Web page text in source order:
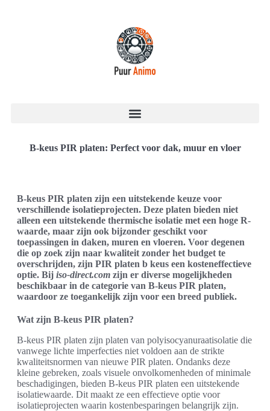
B-keus PIR platen: Perfect voor dak, muur en vloer
B-keus PIR platen zijn een uitstekende keuze voor
verschillende isolatieprojecten. Deze platen bieden niet
alleen een uitstekende thermische isolatie met een hoge R-
waarde, maar zijn ook bijzonder geschikt voor
toepassingen in daken, muren en vloeren. Voor degenen
die op zoek zijn naar kwaliteit zonder het budget te
overschrijden, zijn PIR platen b keus een kosteneffectieve
optie. Bij iso-direct.com zijn er diverse mogelijkheden
beschikbaar in de categorie van B-keus PIR platen,
waardoor ze toegankelijk zijn voor een breed publiek.
Wat zijn B-keus PIR platen?
B-keus PIR platen zijn platen van polyisocyanuraatisolatie die
vanwege lichte imperfecties niet voldoen aan de strikte
kwaliteitsnormen van nieuwe PIR platen. Ondanks deze
kleine gebreken, zoals visuele onvolkomenheden of minimale
beschadigingen, bieden B-keus PIR platen een uitstekende
isolatiewaarde. Dit maakt ze een effectieve optie voor
isolatieprojecten waarin kostenbesparingen belangrijk zijn.